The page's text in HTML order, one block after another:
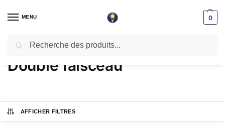
MENU 0
Accueil / Produits identifiés “Double faisceau”
Double faisceau
AFFICHER FILTRES